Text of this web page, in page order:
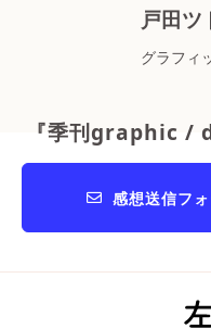
戸田ツ
グラフィ
感想送信フ